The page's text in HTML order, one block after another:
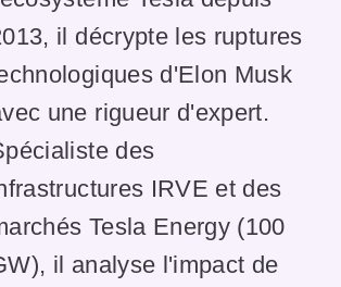
il décrypte les ruptures
d'Elon Musk
une rigueur d'expert.
des
IRVE et des
Tesla Energy (100
il analyse l'impact de